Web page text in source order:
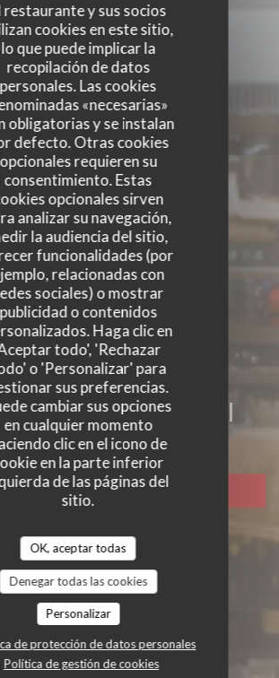
restaurante y sus socios
cookies en este sitio,
lo que puede implicar la
recopilación de datos
personales. Las cookies
«necesarias»
obligatorias y se instalan
defecto. Otras cookies
opcionales requieren su
consentimiento. Estas
opcionales sirven
analizar su navegación,
la audiencia del sitio,
funcionalidades (por
relacionadas con
sociales) o mostrar
publicidad o contenidos
Haga clic en
todo', 'Rechazar
o 'Personalizar' para
sus preferencias.
cambiar sus opciones
en cualquier momento
clic en el icono de
en la parte inferior
de las páginas del
sitio.
OK, aceptar todas
Denegar todas las cookies
Personalizar
de protección de datos personales
Política de gestión de cookies
GRENOBLE
DE COCINA MUNDIAL |
GRENOBLE
RESERVAR UNA MESA